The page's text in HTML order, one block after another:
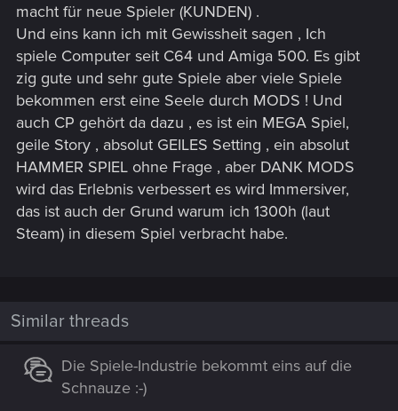
macht für neue Spieler (KUNDEN) .
Und eins kann ich mit Gewissheit sagen , Ich
spiele Computer seit C64 und Amiga 500. Es gibt
zig gute und sehr gute Spiele aber viele Spiele
bekommen erst eine Seele durch MODS ! Und
auch CP gehört da dazu , es ist ein MEGA Spiel,
geile Story , absolut GEILES Setting , ein absolut
HAMMER SPIEL ohne Frage , aber DANK MODS
wird das Erlebnis verbessert es wird Immersiver,
das ist auch der Grund warum ich 1300h (laut
Steam) in diesem Spiel verbracht habe.
Similar threads
Die Spiele-Industrie bekommt eins auf die
Schnauze :-)